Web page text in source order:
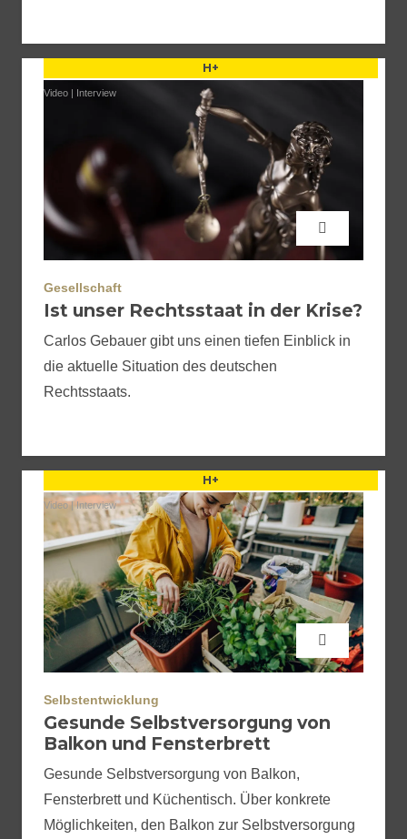
Gesellschaft
Ist unser Rechtsstaat in der Krise?
Carlos Gebauer gibt uns einen tiefen Einblick in
die aktuelle Situation des deutschen
Rechtsstaats.
H+
Video | Interview
Selbstentwicklung
Gesunde Selbstversorgung von
Balkon und Fensterbrett
Gesunde Selbstversorgung von Balkon,
Fensterbrett und Küchentisch. Über konkrete
Möglichkeiten, den Balkon zur Selbstversorgung
H+
Video| Interview